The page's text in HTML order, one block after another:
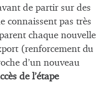
de partir sur des
connaissent pas très
chaque nouvelle
(renforcement du
d’un nouveau
de l’étape